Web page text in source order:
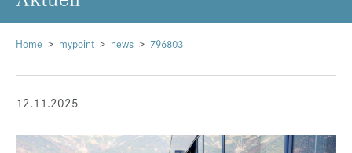
Studium & Lehre
Krankenversorgung
Über uns
Home mypoint news 796803
12.11.2025